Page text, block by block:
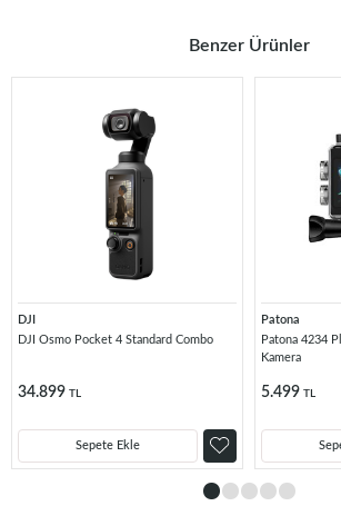
Benzer Ürünler
DJI
DJI Osmo Pocket 4 Standard Combo
34.899 TL
Sepete Ekle
Patona
Patona 4234
Kamera
5.499 TL